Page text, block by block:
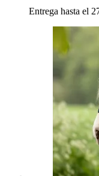
Entrega hasta el